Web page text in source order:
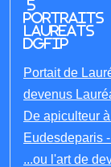
5
portraits
laureats
DGFIP
Portait de
devenus
De apiculteur
Eudesdeparis
...ou l'art de